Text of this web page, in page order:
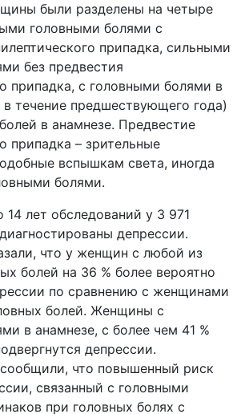
были разделены на четыре
головными болями с
припадка, сильными
без предвестия
припадка, с головными болями в
в течение предшествующего года)
в анамнезе. Предвестие
припадка – зрительные
вспышкам света, иногда
болями.
14 лет обследований у 3 971
депрессии.
что у женщин с любой из
болей на 36 % более вероятно
по сравнению с женщинами
болей. Женщины с
в анамнезе, с более чем 41 %
депрессии.
что повышенный риск
связанный с головными
при головных болях с